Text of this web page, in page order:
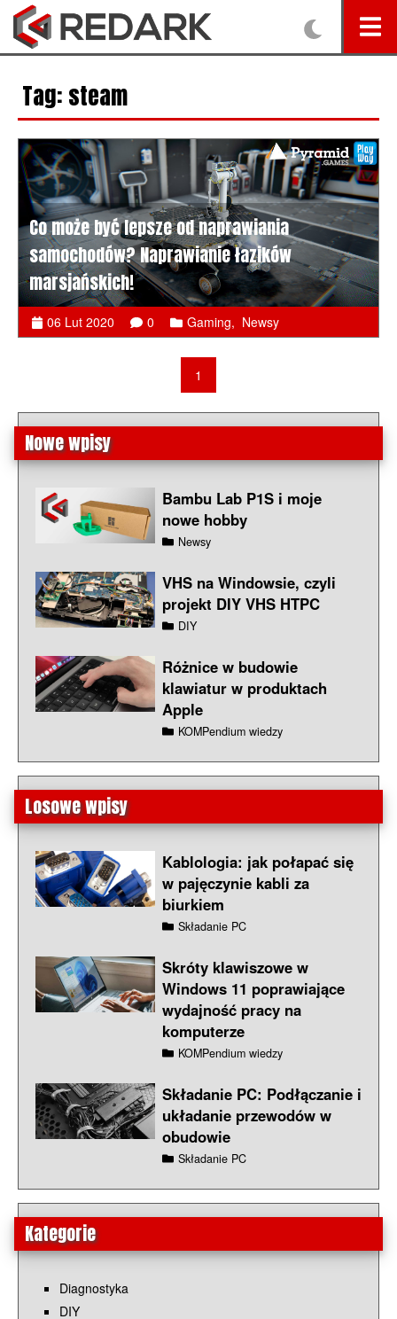
Tag: steam
Co może być lepsze od naprawiania
samochodów? Naprawianie łazików
marsjańskich!
06 Lut 2020 0 Gaming, Newsy
1
Nowe wpisy
Bambu Lab P1S i moje
nowe hobby
Newsy
VHS na Windowsie, czyli
projekt DIY VHS HTPC
DIY
Różnice w budowie
klawiatur w produktach
Apple
KOMPendium wiedzy
Losowe wpisy
Kablologia: jak połapać się
w pajęczynie kabli za
biurkiem
Składanie PC
Skróty klawiszowe w
Windows 11 poprawiające
wydajność pracy na
komputerze
KOMPendium wiedzy
Składanie PC: Podłączanie i
układanie przewodów w
obudowie
Składanie PC
Kategorie
Diagnostyka
DIY